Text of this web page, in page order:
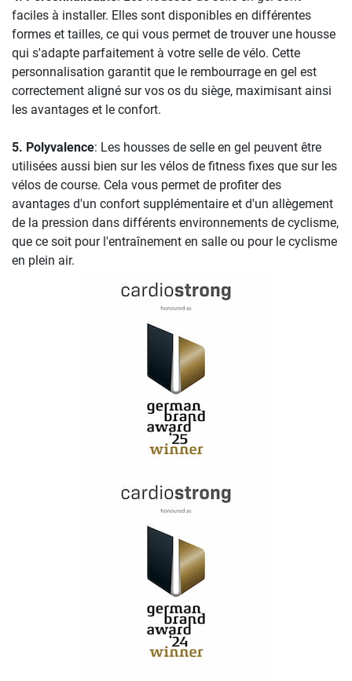
faciles à installer. Elles sont disponibles en différentes
formes et tailles, ce qui vous permet de trouver une housse
qui s'adapte parfaitement à votre selle de vélo. Cette
personnalisation garantit que le rembourrage en gel est
correctement aligné sur vos os du siège, maximisant ainsi
les avantages et le confort.
5. Polyvalence: Les housses de selle en gel peuvent être
utilisées aussi bien sur les vélos de fitness fixes que sur les
vélos de course. Cela vous permet de profiter des
avantages d'un confort supplémentaire et d'un allègement
de la pression dans différents environnements de cyclisme,
que ce soit pour l'entraînement en salle ou pour le cyclisme
en plein air.